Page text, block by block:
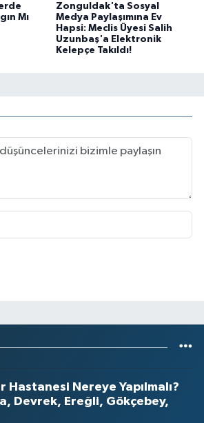
Mı
Zonguldak'ta Sosyal
Medya Paylaşımına Ev
Hapsi: Meclis Üyesi Salih
Uzunbaş'a Elektronik
Kelepçe Takıldı!
Hastanesi Nereye Yapılmalı?
Devrek, Ereğli, Gökçebey,